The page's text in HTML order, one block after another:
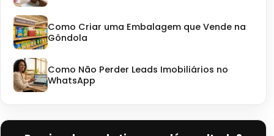
Como Criar uma Embalagem que Vende na
Gôndola
Como Não Perder Leads Imobiliários no
WhatsApp